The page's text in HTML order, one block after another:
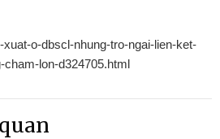
o-dbscl-nhung-tro-ngai-lien-ket-
cham-lon-d324705.html